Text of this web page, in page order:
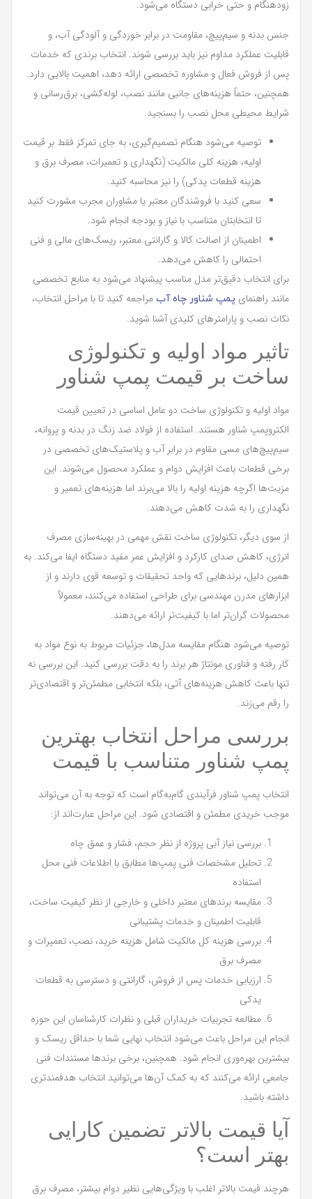
زودهنگام و حتی خرابی دستگاه می‌شود.
جنس بدنه و سیم‌پیچ، مقاومت در برابر خوردگی و آلودگی آب، و
قابلیت عملکرد مداوم نیز باید بررسی شوند. انتخاب برندی که خدمات
پس از فروش فعال و مشاوره تخصصی ارائه دهد، اهمیت بالایی دارد.
همچنین، حتماً هزینه‌های جانبی مانند نصب، لوله‌کشی، برق‌رسانی و
شرایط محیطی محل نصب را بسنجید.
توصیه می‌شود هنگام تصمیم‌گیری، به جای تمرکز فقط بر قیمت
اولیه، هزینه کلی مالکیت (نگهداری و تعمیرات، مصرف برق و
هزینه قطعات یدکی) را نیز محاسبه کنید.
سعی کنید با فروشندگان معتبر یا مشاوران مجرب مشورت کنید
تا انتخابتان متناسب با نیاز و بودجه انجام شود.
اطمینان از اصالت کالا و گارانتی معتبر، ریسک‌های مالی و فنی
احتمالی را کاهش می‌دهد.
برای انتخاب دقیق‌تر مدل مناسب پیشنهاد می‌شود به منابع تخصصی
مانند راهنمای پمپ شناور چاه آب مراجعه کنید تا با مراحل انتخاب،
نکات نصب و پارامترهای کلیدی آشنا شوید.
تاثیر مواد اولیه و تکنولوژی
ساخت بر قیمت پمپ شناور
مواد اولیه و تکنولوژی ساخت دو عامل اساسی در تعیین قیمت
الکتروپمپ شناور هستند. استفاده از فولاد ضد زنگ در بدنه و پروانه،
سیم‌پیچ‌های مسی مقاوم در برابر آب و پلاستیک‌های تخصصی در
برخی قطعات باعث افزایش دوام و عملکرد محصول می‌شوند. این
مزیت‌ها اگرچه هزینه اولیه را بالا می‌برند اما هزینه‌های تعمیر و
نگهداری را به شدت کاهش می‌دهند.
از سوی دیگر، تکنولوژی ساخت نقش مهمی در بهینه‌سازی مصرف
انرژی، کاهش صدای کارکرد و افزایش عمر مفید دستگاه ایفا می‌کند. به
همین دلیل، برندهایی که واحد تحقیقات و توسعه قوی دارند و از
ابزارهای مدرن مهندسی برای طراحی استفاده می‌کنند، معمولاً
محصولات گران‌تر اما با کیفیت‌تر ارائه می‌دهند.
توصیه می‌شود هنگام مقایسه مدل‌ها، جزئیات مربوط به نوع مواد به
کار رفته و فناوری مونتاژ هر برند را به دقت بررسی کنید. این بررسی نه
تنها باعث کاهش هزینه‌های آتی، بلکه انتخابی مطمئن‌تر و اقتصادی‌تر
را رقم می‌زند.
بررسی مراحل انتخاب بهترین
پمپ شناور متناسب با قیمت
انتخاب پمپ شناور فرآیندی گام‌به‌گام است که توجه به آن می‌تواند
موجب خریدی مطمئن و اقتصادی شود. این مراحل عبارت‌اند از:
بررسی نیاز آبی پروژه از نظر حجم، فشار و عمق چاه
تحلیل مشخصات فنی پمپ‌ها مطابق با اطلاعات فنی محل
استفاده
مقایسه برندهای معتبر داخلی و خارجی از نظر کیفیت ساخت،
قابلیت اطمینان و خدمات پشتیبانی
بررسی هزینه کل مالکیت شامل هزینه خرید، نصب، تعمیرات و
مصرف برق
ارزیابی خدمات پس از فروش، گارانتی و دسترسی به قطعات
یدکی
مطالعه تجربیات خریداران قبلی و نظرات کارشناسان این حوزه
انجام این مراحل باعث می‌شود انتخاب نهایی شما با حداقل ریسک و
بیشترین بهره‌وری انجام شود. همچنین، برخی برندها مستندات فنی
جامعی ارائه می‌کنند که به کمک آن‌ها می‌توانید انتخاب هدفمندتری
داشته باشید.
آیا قیمت بالاتر تضمین کارایی
بهتر است؟
هرچند قیمت بالاتر اغلب با ویژگی‌هایی نظیر دوام بیشتر، مصرف برق